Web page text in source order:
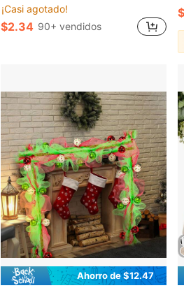
¡Casi agotado!
$2.34 90+ vendidos
Ahorro de $12.47